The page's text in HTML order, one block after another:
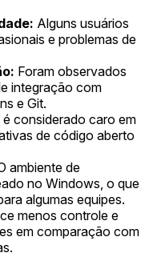
Alguns usuários
e problemas de
Foram observados
integração com
e Git.
considerado caro em
de código aberto
ambiente de
no Windows, o que
algumas equipes.
menos controle e
em comparação com